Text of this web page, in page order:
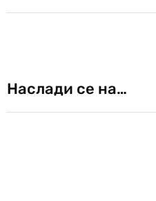
Наслади се на…